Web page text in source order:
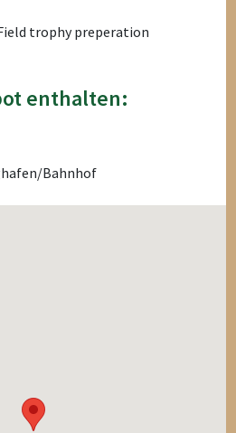
trophy preperation
enthalten:
Bahnhof